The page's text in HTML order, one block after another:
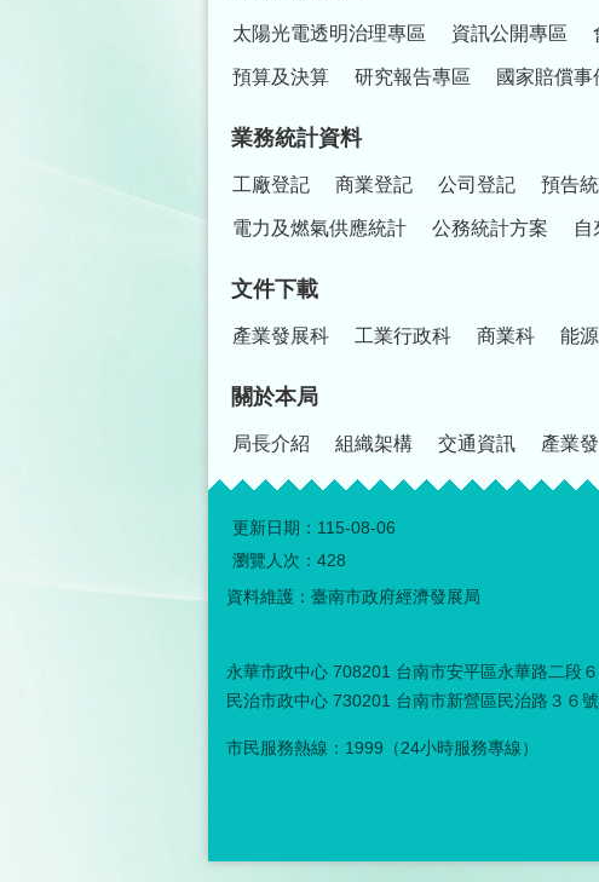
太陽光電透明治理專區 資訊公開專區
預算及決算 研究報告專區 國家賠償事
業務統計資料
工廠登記 商業登記 公司登記 預告
電力及燃氣供應統計 公務統計方案 自
文件下載
產業發展科 工業行政科 商業科 能
關於本局
局長介紹 組織架構 交通資訊 產業
更新日期： 115-08-06
瀏覽人次： 428
資料維護：臺南市政府經濟發展局
永華市政中心 708201 台南市安平區永華路二段
民治市政中心 730201 台南市新營區民治路３６
市民服務熱線：1999（24小時服務專線）